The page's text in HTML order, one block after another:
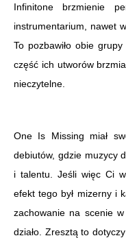
Infinitone brzmienie
instrumentarium, nawet
To pozbawiło obie
część ich utworów
nieczytelne.
One Is Missing miał
debiutów, gdzie muzycy
i talentu. Jeśli więc Ci
efekt tego był mizerny i
zachowanie na scenie
działo. Zresztą to